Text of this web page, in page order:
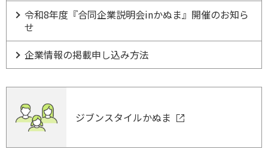
令和8年度『合同企業説明会inかぬま』開催のお知ら
せ
企業情報の掲載申し込み方法
ジブンスタイルかぬま